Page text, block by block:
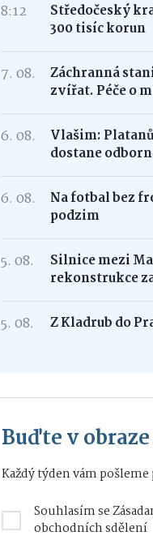
8:12
Středočeský
300 tisíc korun
7. 08.
Záchranná
zvířat. Péče o
6. 08.
Vlašim:
dostane
6. 08.
Na fotbal bez
podzim
5. 08.
Silnice mezi
rekonstrukce
5. 08. Z Kladrub do
Buďte v
Každý týden vám
Souhlasím se
obchodních sdělení